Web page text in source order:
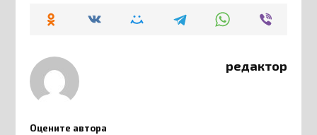
редактор
Оцените автора